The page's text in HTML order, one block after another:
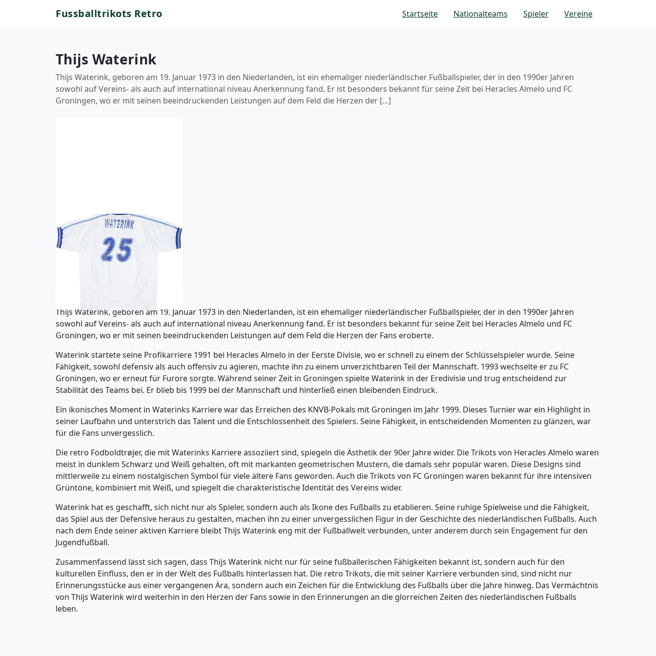
Fussballtrikots Retro Startseite Nationalteams Spieler Vereine
Thijs Waterink
Thijs Waterink, geboren am 19. Januar 1973 in den Niederlanden, ist ein ehemaliger niederländischer Fußballspieler, der in den 1990er Jahren
sowohl auf Vereins- als auch auf international niveau Anerkennung fand. Er ist besonders bekannt für seine Zeit bei Heracles Almelo und FC
Groningen, wo er mit seinen beeindruckenden Leistungen auf dem Feld die Herzen der […]
2000-01 Karlsruhe Away Shirt
Waterink #25 - 5/10 - (XXL)
59.99£ · ca. €71
Thijs Waterink, geboren am 19. Januar 1973 in den Niederlanden, ist ein ehemaliger niederländischer Fußballspieler, der in den 1990er Jahren
sowohl auf Vereins- als auch auf international niveau Anerkennung fand. Er ist besonders bekannt für seine Zeit bei Heracles Almelo und FC
Groningen, wo er mit seinen beeindruckenden Leistungen auf dem Feld die Herzen der Fans eroberte.
Waterink startete seine Profikarriere 1991 bei Heracles Almelo in der Eerste Divisie, wo er schnell zu einem der Schlüsselspieler wurde. Seine
Fähigkeit, sowohl defensiv als auch offensiv zu agieren, machte ihn zu einem unverzichtbaren Teil der Mannschaft. 1993 wechselte er zu FC
Groningen, wo er erneut für Furore sorgte. Während seiner Zeit in Groningen spielte Waterink in der Eredivisie und trug entscheidend zur
Stabilität des Teams bei. Er blieb bis 1999 bei der Mannschaft und hinterließ einen bleibenden Eindruck.
Ein ikonisches Moment in Waterinks Karriere war das Erreichen des KNVB-Pokals mit Groningen im Jahr 1999. Dieses Turnier war ein Highlight in
seiner Laufbahn und unterstrich das Talent und die Entschlossenheit des Spielers. Seine Fähigkeit, in entscheidenden Momenten zu glänzen, war
für die Fans unvergesslich.
Die retro Fodboldtrøjer, die mit Waterinks Karriere assoziiert sind, spiegeln die Ästhetik der 90er Jahre wider. Die Trikots von Heracles Almelo waren
meist in dunklem Schwarz und Weiß gehalten, oft mit markanten geometrischen Mustern, die damals sehr populär waren. Diese Designs sind
mittlerweile zu einem nostalgischen Symbol für viele ältere Fans geworden. Auch die Trikots von FC Groningen waren bekannt für ihre intensiven
Grüntöne, kombiniert mit Weiß, und spiegelt die charakteristische Identität des Vereins wider.
Waterink hat es geschafft, sich nicht nur als Spieler, sondern auch als Ikone des Fußballs zu etablieren. Seine ruhige Spielweise und die Fähigkeit,
das Spiel aus der Defensive heraus zu gestalten, machen ihn zu einer unvergesslichen Figur in der Geschichte des niederländischen Fußballs. Auch
nach dem Ende seiner aktiven Karriere bleibt Thijs Waterink eng mit der Fußballwelt verbunden, unter anderem durch sein Engagement für den
Jugendfußball.
Zusammenfassend lässt sich sagen, dass Thijs Waterink nicht nur für seine fußballerischen Fähigkeiten bekannt ist, sondern auch für den
kulturellen Einfluss, den er in der Welt des Fußballs hinterlassen hat. Die retro Trikots, die mit seiner Karriere verbunden sind, sind nicht nur
Erinnerungsstücke aus einer vergangenen Ära, sondern auch ein Zeichen für die Entwicklung des Fußballs über die Jahre hinweg. Das Vermächtnis
von Thijs Waterink wird weiterhin in den Herzen der Fans sowie in den Erinnerungen an die glorreichen Zeiten des niederländischen Fußballs
leben.